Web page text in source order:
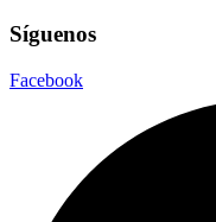
Síguenos
Facebook